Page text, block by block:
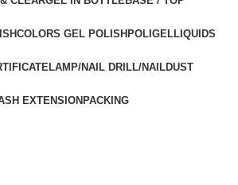
COLORS GEL POLISH POLIGELLIQUIDS
LAMP/NAIL DRILL/NAILDUST
EXTENSION PACKING